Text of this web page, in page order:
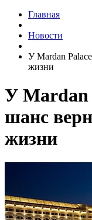
Главная
Новости
У Mardan
жизни
У Mardan
шанс
жизни